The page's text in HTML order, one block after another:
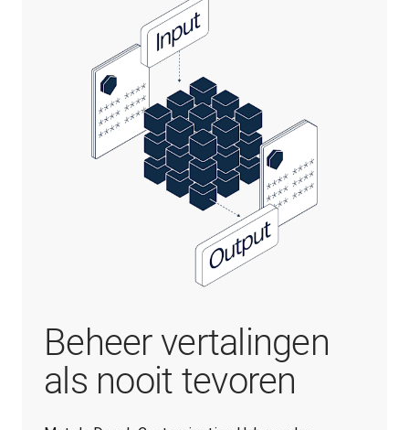
Beheer vertalingen
als nooit tevoren